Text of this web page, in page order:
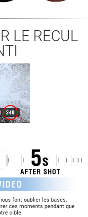
LE RECUL
font oublier les bases,
ces moments pendant que
cible.